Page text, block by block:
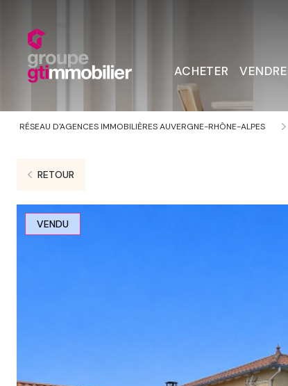
ACHETER VENDRE
RÉSEAU D'AGENCES IMMOBILIÈRES AUVERGNE-RHÔNE-ALPES
RETOUR
VENDU